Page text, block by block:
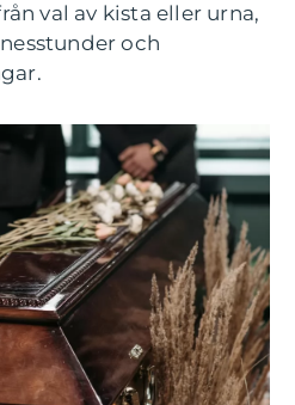
val av kista eller urna,
och